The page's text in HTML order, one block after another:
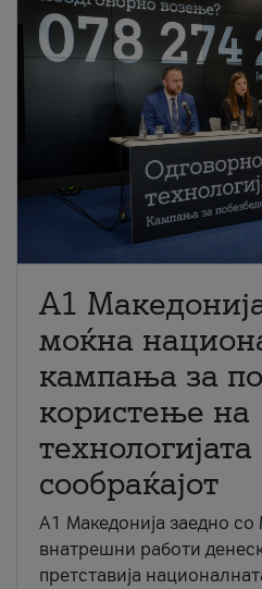
A1
моќна
кампања за
користење на
технологијата
сообраќајот
A1 Македонија заедно
внатрешни работи
претставија